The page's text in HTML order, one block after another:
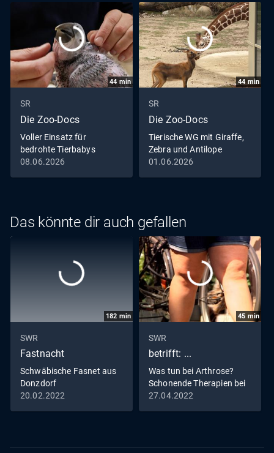
Zuchtprogramme koordinieren und täglich
Entscheidungen zwischen Hoffnung und Risiko treffen?
Die Doku liefert genau diese seltenen Einblicke - nah dran,
emotional und spannend.
44 min
SR
Die Zoo-Docs
Voller Einsatz für
bedrohte Tierbabys
08.06.2026
44 min
SR
Die Zoo-Docs
Tierische WG mit Giraffe,
Zebra und Antilope
01.06.2026
Das könnte dir auch gefallen
182 min
SWR
Fastnacht
Schwäbische Fasnet aus
Donzdorf
20.02.2022
45 min
SWR
betrifft: ...
Was tun bei Arthrose?
Schonende Therapien bei
Gelenkverschleiß
27.04.2022